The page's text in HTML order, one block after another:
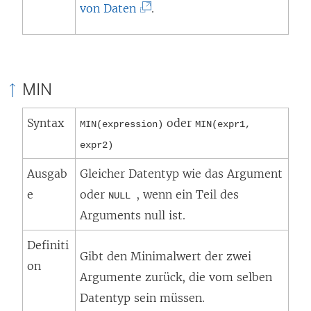
von Daten
w
d
i
n
e
u
e
.
MIN
Syntax MIN(expression) oder MIN(expr1,
expr2)
Ausgab
e
Gleicher Datentyp wie das Argument
oder NULL
, wenn ein Teil des
Arguments null ist.
Definiti
on
Gibt den Minimalwert der zwei
Argumente zurück, die vom selben
Datentyp sein müssen.